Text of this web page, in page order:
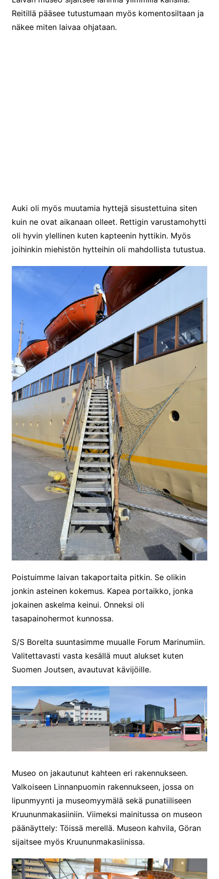
Reitillä pääsee tutustumaan myös komentosiltaan ja
näkee miten laivaa ohjataan.
Auki oli myös muutamia hyttejä sisustettuina siten
kuin ne ovat aikanaan olleet. Rettigin varustamohytti
oli hyvin ylellinen kuten kapteenin hyttikin. Myös
joihinkin miehistön hytteihin oli mahdollista tutustua.
Poistuimme laivan takaportaita pitkin. Se olikin
jonkin asteinen kokemus. Kapea portaikko, jonka
jokainen askelma keinui. Onneksi oli
tasapainohermot kunnossa.
S/S Borelta suuntasimme muualle Forum Marinumiin.
Valitettavasti vasta kesällä muut alukset kuten
Suomen Joutsen, avautuvat kävijöille.
Museo on jakautunut kahteen eri rakennukseen.
Valkoiseen Linnanpuomin rakennukseen, jossa on
lipunmyynti ja museomyymälä sekä punatiiliseen
Kruununmakasiiniin. Viimeksi mainitussa on museon
päänäyttely: Töissä merellä. Museon kahvila, Göran
sijaitsee myös Kruununmakasiinissa.